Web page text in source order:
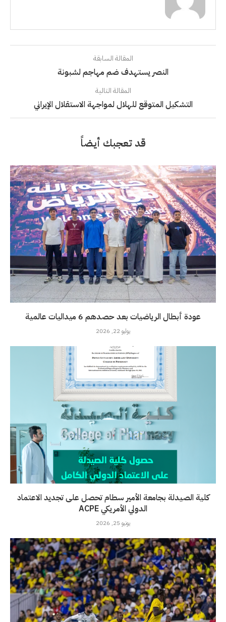
المقالة السابقة
النصر يستهدف ضم مهاجم لشبونة
المقالة التالية
التشكيل المتوقع للهلال لمواجهة الاستقلال الإيراني
قد تعجبك أيضاً
عودة أبطال الرياضيات بعد حصدهم 6 ميداليات عالمية
يوليو 22, 2026
كلية الصيدلة بجامعة الأمير سطام تحصل على تجديد الاعتماد
الدولي الأمريكي ACPE
يونيو 25, 2026